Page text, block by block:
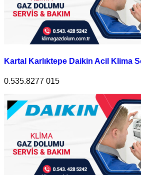
Kartal Karlıktepe Daikin Acil Klima
0.535.8277 015